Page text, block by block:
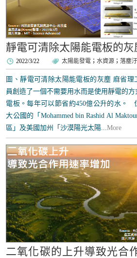
靜電可清除太陽能電板的灰
2022/3/22 太陽能發電 ；水資源 ；落塵
圖、靜電可清除太陽能電板的灰塵 麻省理
員創造了一個不需要用水而是使用靜電的
電板。每年可以節省約450億公升的水。
大公國的「Mohammed bin Rashid Al
區」及美國加州「沙漠陽光太陽...More
二氧化碳的上升導致光合